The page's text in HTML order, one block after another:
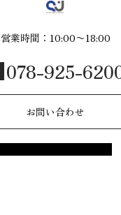
営業時間：10:00〜18:00
078-925-
お問い合わせ